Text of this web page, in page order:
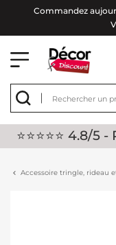
Commandez
⭐⭐⭐⭐⭐ 4.8/
Accessoire tringle, rideau